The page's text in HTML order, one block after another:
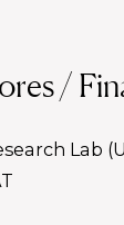
/
Lab